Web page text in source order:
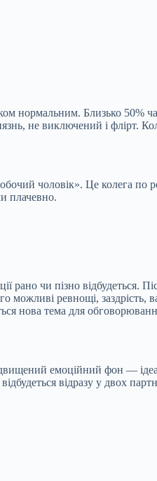
нормальним. Близько 50%
не виключений і флірт.
чоловік». Це колега
плачевно.
рано чи пізно
можливі ревнощі,
нова тема для
емоційний фон —
відразу у двох